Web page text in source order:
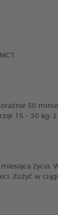
30
15 – 30
życia.
Zużyć w